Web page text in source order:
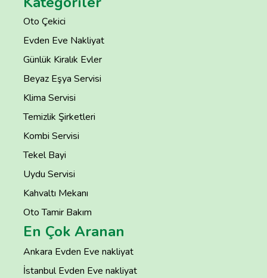
Oto Çekici
Evden Eve Nakliyat
Günlük Kiralık Evler
Beyaz Eşya Servisi
Klima Servisi
Temizlik Şirketleri
Kombi Servisi
Tekel Bayi
Uydu Servisi
Kahvaltı Mekanı
Oto Tamir Bakım
En Çok Aranan
Ankara Evden Eve nakliyat
İstanbul Evden Eve nakliyat